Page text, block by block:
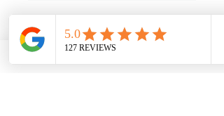
Μαξιλάρι διακοσμητικό με
κεντημένες ευχές
Διάσταση περίπου 27 εκατοστα